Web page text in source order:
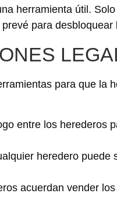
herramienta útil.
para desbloquear
para que la
entre los herederos
heredero
acuerdan vender